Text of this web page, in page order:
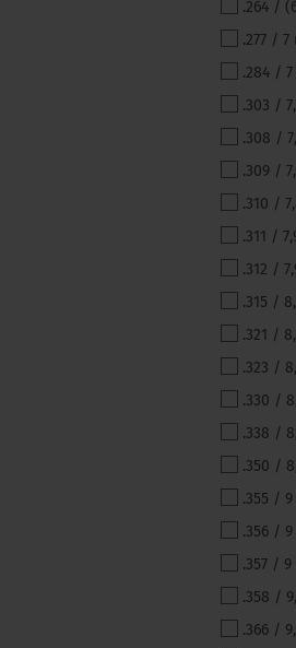
.264 /
.277 / 7
.284 /
.303 /
.308 /
.309 /
.310 /
.311 /
.312 /
.315 /
.321 /
.323 /
.330 /
.338 /
.350 /
.355 /
.356 /
.357 / 9
.358 /
.366 /